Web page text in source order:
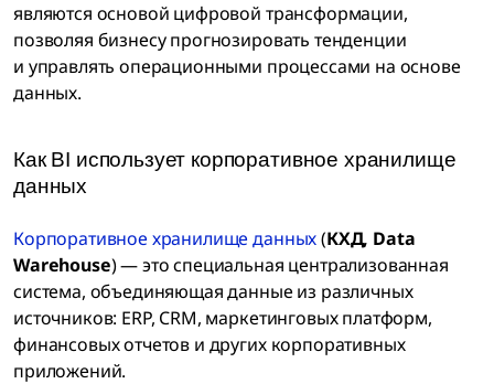
являются основой цифровой трансформации,
позволяя бизнесу прогнозировать тенденции
и управлять операционными процессами на основе
данных.
Как BI использует корпоративное хранилище
данных
Корпоративное хранилище данных(КХД, Data
Warehouse) — это специальная централизованная
система, объединяющая данные из различных
источников: ERP, CRM, маркетинговых платформ,
финансовых отчетов и других корпоративных
приложений.